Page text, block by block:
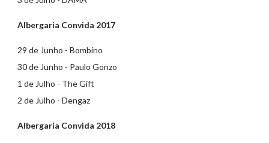
Albergaria Convida 2017
29 de Junho - Bombino
30 de Junho - Paulo Gonzo
1 de Julho - The Gift
2 de Julho - Dengaz
Albergaria Convida 2018